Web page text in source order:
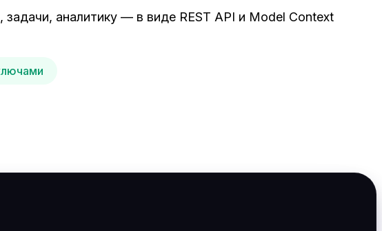
аналитику — в виде REST API и Model Context